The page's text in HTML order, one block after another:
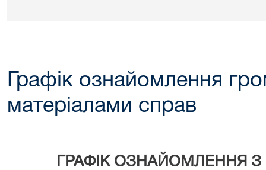
Графік ознайомлення
матеріалами справ
ГРАФІК ОЗНАЙОМЛЕННЯ